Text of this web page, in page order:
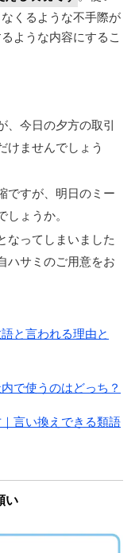
くるような不手際が
ような内容にするこ
、今日の夕方の取引
けませんでしょう
ですが、明日のミー
ょうか。
なってしまいました
ハサミのご用意をお
と言われる理由と
で使うのはどっち？
言い換えできる類語
い